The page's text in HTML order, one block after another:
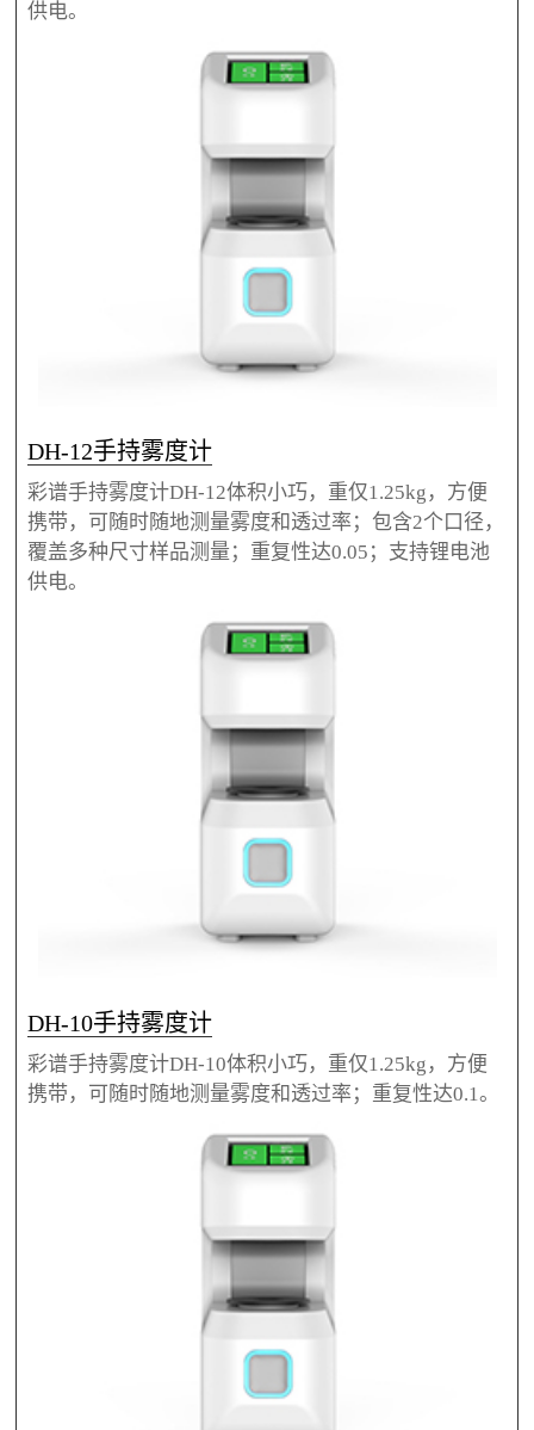
供电。
DH-12手持雾度计
彩谱手持雾度计DH-12体积小巧，重仅1.25kg，方便
携带，可随时随地测量雾度和透过率；包含2个口径，
覆盖多种尺寸样品测量；重复性达0.05；支持锂电池
供电。
DH-10手持雾度计
彩谱手持雾度计DH-10体积小巧，重仅1.25kg，方便
携带，可随时随地测量雾度和透过率；重复性达0.1。